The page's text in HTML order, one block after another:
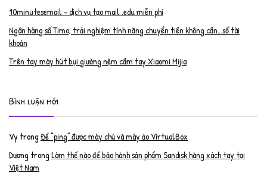
10minutesemail – dịch vụ tạo mail .edu miễn phí
Ngân hàng số Timo, trải nghiệm tính năng chuyển tiền không cần…số tài
khoản
Trên tay máy hút bụi giường nệm cầm tay Xiaomi Mijia
Bình luận mới
Vy trongĐể “ping” được máy chủ và máy ảo VirtualBox
Dương trongLàm thế nào để bảo hành sản phẩm Sandisk hàng xách tay tại
Việt Nam